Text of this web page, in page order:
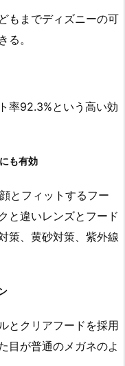
もまでディズニーの可
る。
率92.3%という高い効
も有効
とフィットするフー
と違いレンズとフード
策、黄砂対策、紫外線
とクリアフードを採用
目が普通のメガネのよ